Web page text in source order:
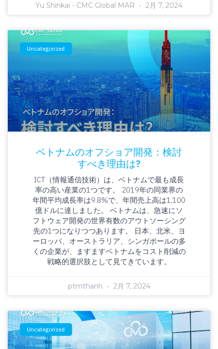
Yu Shinkai - CMC Global MAR 2月 7, 2024
Uncategorized
ベトナムのオフショア開発：検討
すべき理由は?
ICT（情報通信技術）は、ベトナムで最も成長
率の高い産業の1つです。 2019年の同業界の
年間平均成長率は9.8%で、年間売上高は1,100
億ドルに達しました。 ベトナムは、急速にソ
フトウェア開発の世界有数のアウトソーシング
先の1つになりつつあります。 日本、北米、ヨ
ーロッパ、オーストラリア、シンガポールの多
くの企業が、ますますベトナムをコスト削減の
戦略的選択肢として見てきています。
ptmthanh 2月 7, 2024
Uncategorized